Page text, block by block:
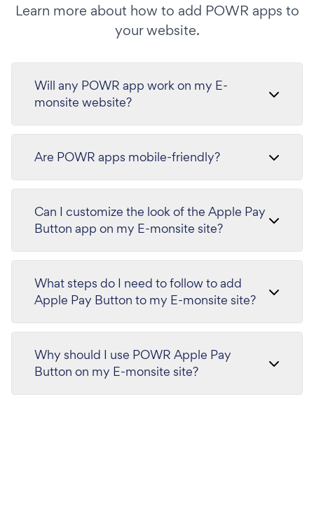
Learn more about how to add POWR apps to
your website.
Will any POWR app work on my E-
monsite website?
Are POWR apps mobile-friendly?
Can I customize the look of the Apple Pay
Button app on my E-monsite site?
What steps do I need to follow to add
Apple Pay Button to my E-monsite site?
Why should I use POWR Apple Pay
Button on my E-monsite site?